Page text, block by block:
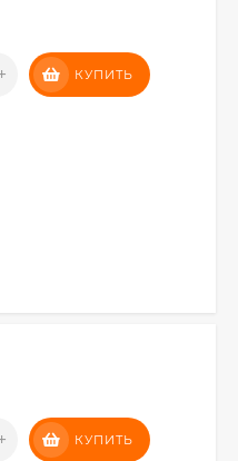
КУПИТЬ
КУПИТЬ